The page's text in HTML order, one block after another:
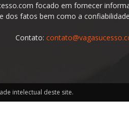
focado em fornecer
dos fatos bem como a
Contato:
intelectual deste site.